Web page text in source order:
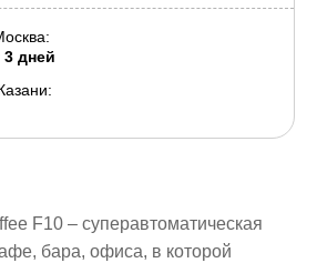
:
3 дней
F10 – суперавтоматическая
бара, офиса, в которой